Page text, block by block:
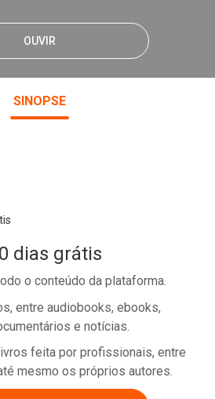
OUVIR
SINOPSE
dias grátis
o conteúdo da plataforma.
entre audiobooks, ebooks,
e notícias.
feita por profissionais, entre
mesmo os próprios autores.